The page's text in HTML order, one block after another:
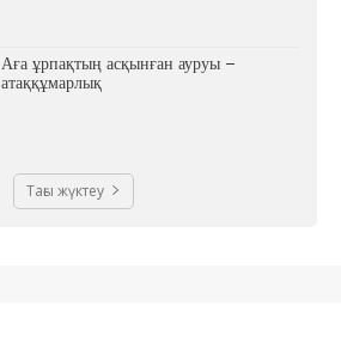
Аға ұрпақтың асқынған ауруы –
атаққұмарлық
Тағы жүктеу